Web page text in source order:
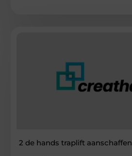
2 de hands traplift aanschaffen